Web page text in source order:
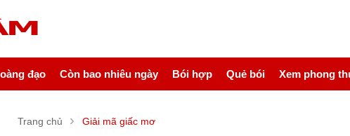
đạo Còn bao nhiêu ngày Bói hợp Quẻ bói Xem phong
Trang chủ Giải mã giấc mơ